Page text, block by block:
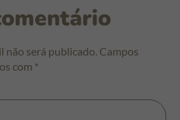
não será publicado. Campos
com *